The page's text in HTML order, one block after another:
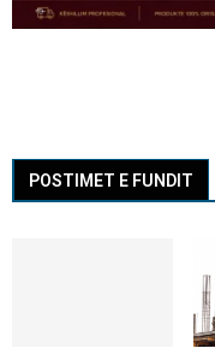
POSTIMET E FUNDIT